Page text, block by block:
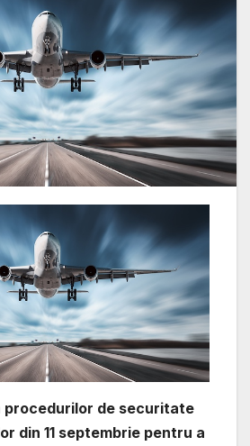
procedurilor de securitate
din 11 septembrie pentru a